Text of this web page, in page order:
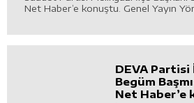
Net Haber’e konuştu. Genel Yayın
birçok konuda görüşlerini açıkladı.
DEVA Partisi
Begüm
Net